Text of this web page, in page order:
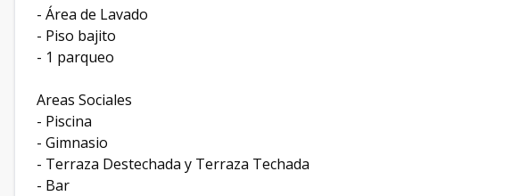
- ⁠Área de Lavado
- ⁠Piso bajito
- ⁠1 parqueo
Areas Sociales
- Piscina
- Gimnasio
- ⁠Terraza Destechada y Terraza Techada
- ⁠Bar